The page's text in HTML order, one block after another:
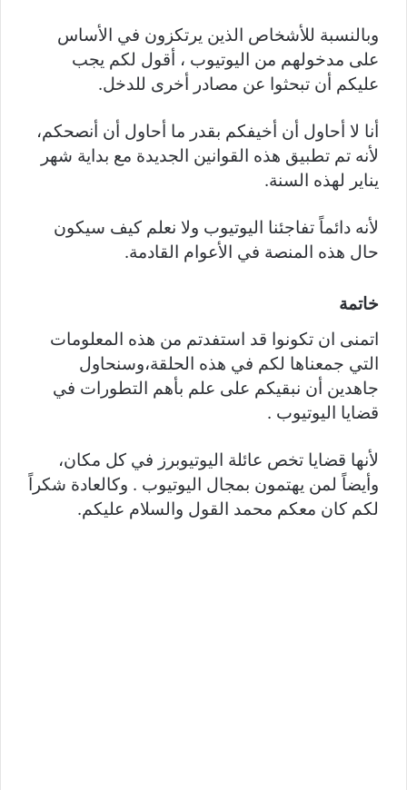
وبالنسبة للأشخاص الذين يرتكزون في الأساس
على مدخولهم من اليوتيوب ، أقول لكم يجب
عليكم أن تبحثوا عن مصادر أخرى للدخل.
أنا لا أحاول أن أخيفكم بقدر ما أحاول أن أنصحكم،
لأنه تم تطبيق هذه القوانين الجديدة مع بداية شهر
يناير لهذه السنة.
لأنه دائماً تفاجئنا اليوتيوب ولا نعلم كيف سيكون
حال هذه المنصة في الأعوام القادمة.
خاتمة
اتمنى ان تكونوا قد استفدتم من هذه المعلومات
التي جمعناها لكم في هذه الحلقة،وسنحاول
جاهدين أن نبقيكم على علم بأهم التطورات في
قضايا اليوتيوب .
لأنها قضايا تخص عائلة اليوتيوبرز في كل مكان،
وأيضاً لمن يهتمون بمجال اليوتيوب . وكالعادة شكراً
لكم كان معكم محمد القول والسلام عليكم.